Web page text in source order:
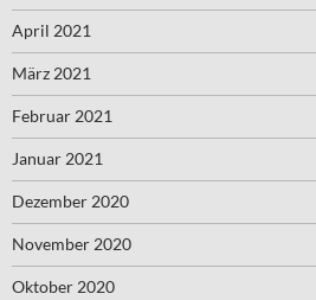
April 2021
März 2021
Februar 2021
Januar 2021
Dezember 2020
November 2020
Oktober 2020